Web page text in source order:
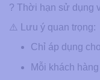
? Thời hạn sử dụng
⚠️ Lưu ý quan trọng:
Chỉ áp dụng
Mỗi khách